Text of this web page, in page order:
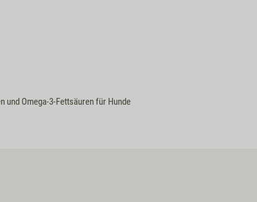
und Omega-3-Fettsäuren für Hunde